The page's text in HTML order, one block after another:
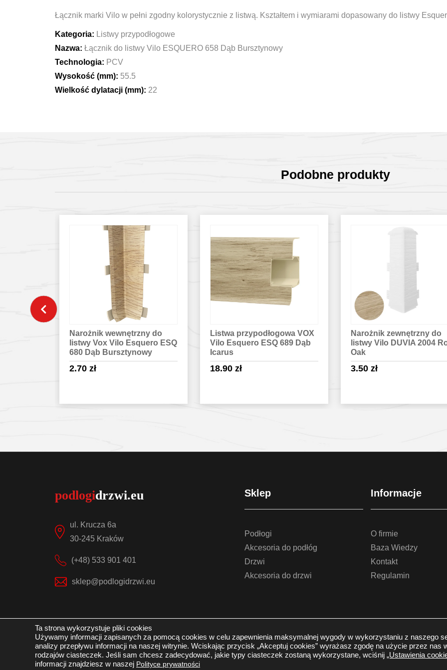
Łącznik marki Vilo w pełni zgodny kolorystycznie z listwą. Kształtem i wymiarami dopasowany do listwy
Kategoria: Listwy przypodłogowe
Nazwa: Łącznik do listwy Vilo ESQUERO 658 Dąb Bursztynowy
Technologia: PCV
Wysokość (mm): 55.5
Wielkość dylatacji (mm): 22
Podobne produkty
Listwa przypodłogowa VOX
Vilo Esquero ESQ 689 Dąb
Icarus
18.90zł
Narożnik zewnętrzny do
listwy Vilo DUVIA 2004 Rock
Oak
3.50zł
Listwa przypodłogowa
ESQUERO DUO 651
18.50zł
ul. Krucza 6a
30-245 Kraków
(+48) 533 901 401
sklep@podlogidrzwi.eu
Sklep
Podłogi
Akcesoria do podłóg
Drzwi
Akcesoria do drzwi
Informacje
O firmie
Baza Wiedzy
Kontakt
Regulamin
© 2022 by podlogidrzwi.euWszystkie prawa zastrzeżone -Polityka prywatności
Ta strona wykorzystuje pliki cookies
Używamy informacji zapisanych za pomocą cookies w celu zapewnienia maksymalnej wygody w wykorzystaniu z naszego
analizy przepływu informacji na naszej witrynie. Wciskając przycisk „Akceptuj cookies” wyrażasz zgodę na użycie przez nas
rodzajów ciasteczek. Jeśli sam chcesz zadecydować, jakie typy ciasteczek zostaną wykorzystane, wciśnij „Ustawienia
informacji znajdziesz w naszej Polityce prywatności